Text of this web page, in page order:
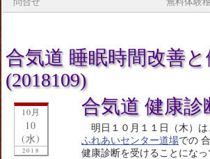
合気道 睡眠時間改善
(2018109)
10月
10
(水)
2018
合気道 健康診
明日１０月１１日（木）は
ふれあいセンター道場での
健康診断を受けることにな